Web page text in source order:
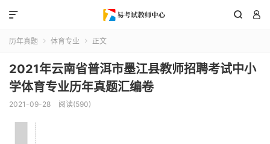
 

历年真题  体育专业  正文
2021年云南省普洱市墨江县教师招聘考试中小
学体育专业历年真题汇编卷
2021-09-28 阅读(590)